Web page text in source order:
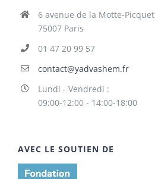
6 avenue de la Motte-Picquet
75007 Paris
01 47 20 99 57
contact@yadvashem.fr
Lundi - Vendredi :
09:00-12:00 - 14:00-18:00
AVEC LE SOUTIEN DE